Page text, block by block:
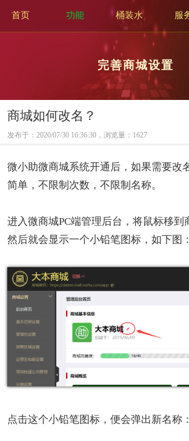
首页 功能 桶装水 服
完善商城设置
商城如何改名？
发布于：2020/07/30 16:36:30，浏览量： 1627
微小助微商城系统开通后，如果需要改
简单，不限制次数，不限制名称。
进入微商城PC端管理后台，将鼠标移到
然后就会显示一个小铅笔图标，如下图：
点击这个小铅笔图标，便会弹出新名称：